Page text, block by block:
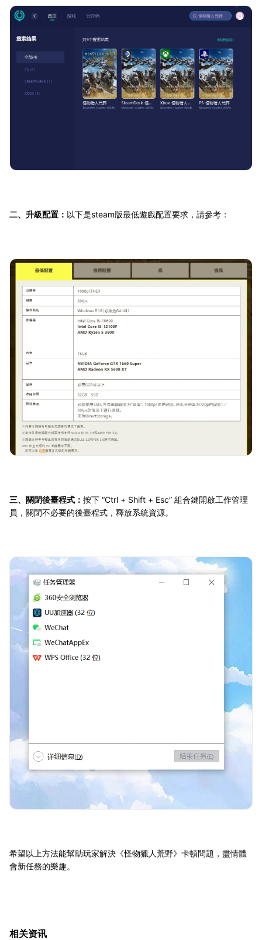
二、升級配置： 以下是steam版最低遊戲配置要求，請參考：
三、關閉後臺程式： 按下 “Ctrl + Shift + Esc” 組合鍵開啟工作管理
員，關閉不必要的後臺程式，釋放系統資源。
希望以上方法能幫助玩家解決《怪物獵人荒野》卡頓問題，盡情體
會新任務的樂趣。
相关资讯